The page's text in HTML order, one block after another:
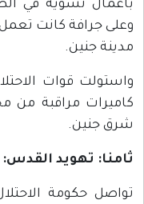
بأعمال تسوية في
وعلى جرافة كانت
مدينة جنين.
واستولت قوات
كاميرات مراقبة من
شرق جنين.
ثامنا: تهويد القدس:
تواصل حكومة